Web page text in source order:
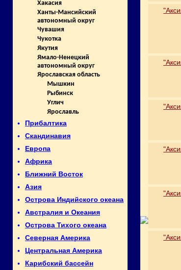
Хакасия
Ханты-Мансийский
автономный округ
Чувашия
Чукотка
Якутия
Ямало-Ненецкий
автономный округ
Ярославская область
Мышкин
Рыбинск
Углич
Ярославль
Прибалтика
Скандинавия
Европа
Африка
Ближний Восток
Азия
Острова Индийского океана
Австралия и Океания
Острова Тихого океана
Северная Америка
Центральная Америка
Карибский бассейн